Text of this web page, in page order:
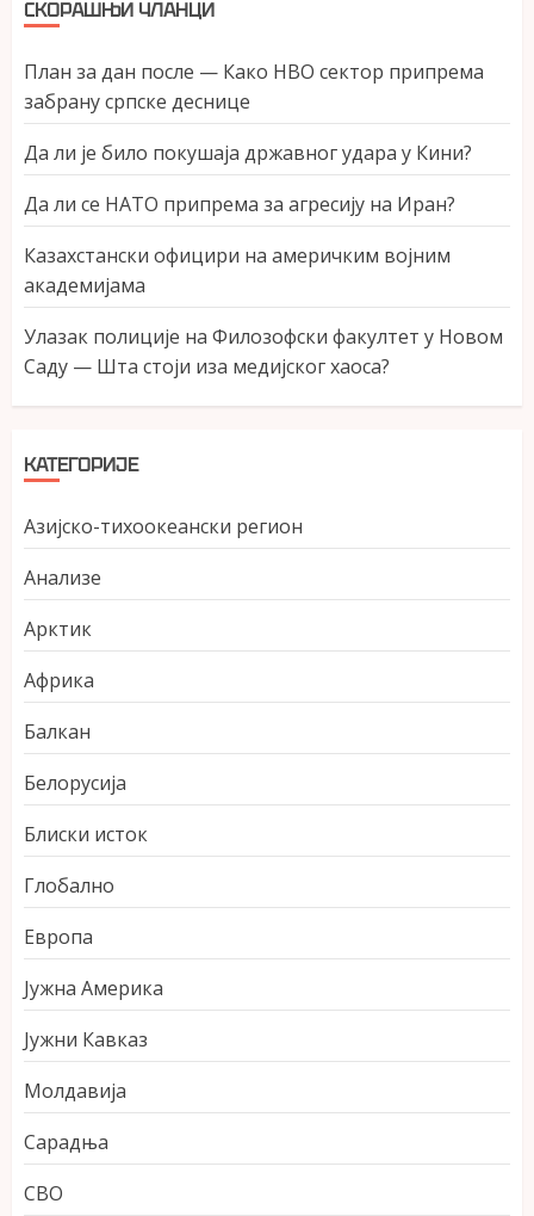
СКОРАШЊИ ЧЛАНЦИ
План за дан после — Како НВО сектор припрема
забрану српске деснице
Да ли је било покушаја државног удара у Кини?
Да ли се НАТО припрема за агресију на Иран?
Казахстански официри на америчким војним
академијама
Улазак полиције на Филозофски факултет у Новом
Саду — Шта стоји иза медијског хаоса?
КАТЕГОРИЈЕ
Азијско-тихоокеански регион
Анализе
Арктик
Африка
Балкан
Белорусија
Блиски исток
Глобално
Европа
Јужна Америка
Јужни Кавказ
Молдавија
Сарадња
СВО